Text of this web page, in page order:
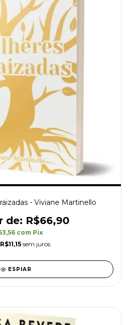
- Viviane Martinello
R$66,90
com Pix
R$11,15 sem juros
ESPIAR